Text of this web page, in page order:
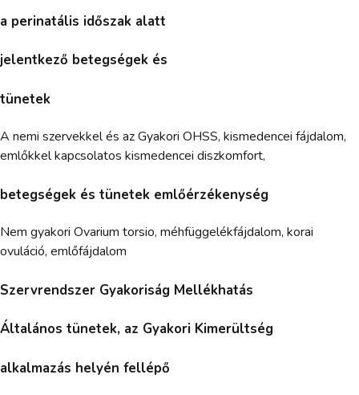
a perinatális időszak alatt
jelentkező betegségek és
tünetek
A nemi szervekkel és az Gyakori OHSS, kismedencei fájdalom,
emlőkkel kapcsolatos kismedencei diszkomfort,
betegségek és tünetek emlőérzékenység
Nem gyakori Ovarium torsio, méhfüggelékfájdalom, korai
ovuláció, emlőfájdalom
Szervrendszer Gyakoriság Mellékhatás
Általános tünetek, az Gyakori Kimerültség
alkalmazás helyén fellépő